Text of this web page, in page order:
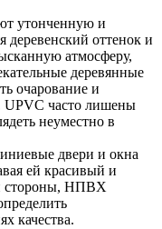
утонченную и
деревенский оттенок и
атмосферу,
деревянные
очарование и
UPVC часто лишены
неуместно в
двери и окна
ей красивый и
стороны, НПВХ
качества.